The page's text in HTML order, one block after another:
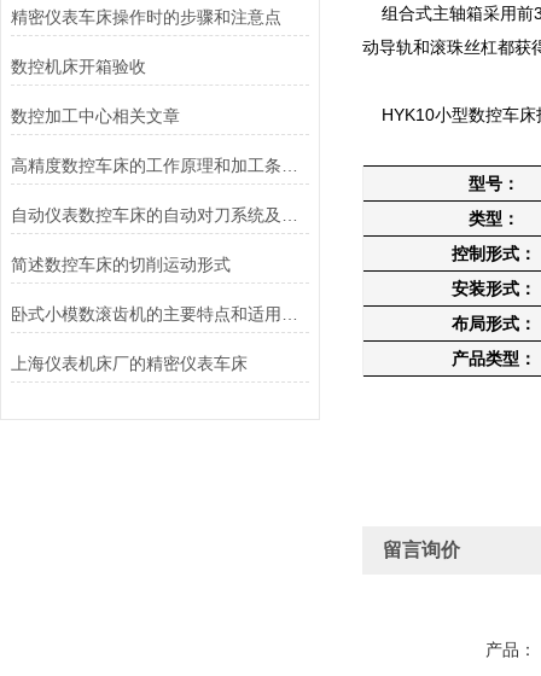
精密仪表车床操作时的步骤和注意点
数控机床开箱验收
数控加工中心相关文章
简述数控车床的切削运动形式
上海仪表机床厂的精密仪表车床
组合式主轴箱采用前
动导轨和滚珠丝杠都获
HYK10小型数控车床
型号：
类型：
控制形式：
安装形式：
布局形式：
产品类型：
留言询价
产品：